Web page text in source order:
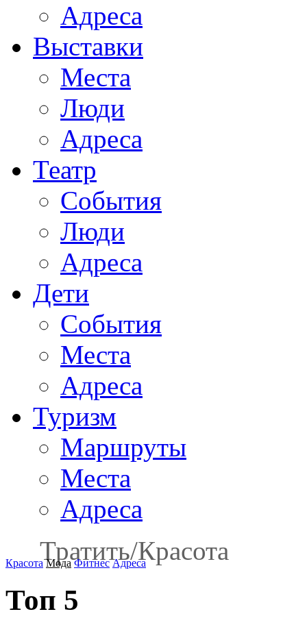
Адреса
Выставки
Места
Люди
Адреса
Театр
События
Люди
Адреса
Дети
События
Места
Адреса
Туризм
Маршруты
Места
Адреса
Тратить/Красота
Красота Мода Фитнес Адреса
Топ 5